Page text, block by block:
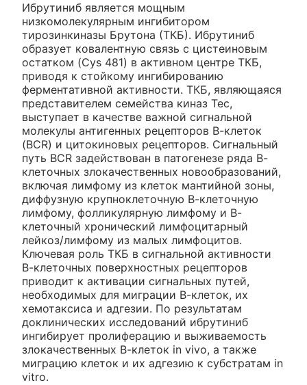
Ибрутиниб является мощным
низкомолекулярным ингибитором
тирозинкиназы Брутона (ТКБ). Ибрутиниб
образует ковалентную связь с цистеиновым
остатком (Cys 481) в активном центре ТКБ,
приводя к стойкому ингибированию
ферментативной активности. ТКБ, являющаяся
представителем семейства киназ Тес,
выступает в качестве важной сигнальной
молекулы антигенных рецепторов В-клеток
(BCR) и цитокиновых рецепторов. Сигнальный
путь BCR задействован в патогенезе ряда В-
клеточных злокачественных новообразований,
включая лимфому из клеток мантийной зоны,
диффузную крупноклеточную В-клеточную
лимфому, фолликулярную лимфому и В-
клеточный хронический лимфоцитарный
лейкоз/лимфому из малых лимфоцитов.
Ключевая роль ТКБ в сигнальной активности
В-клеточных поверхностных рецепторов
приводит к активации сигнальных путей,
необходимых для миграции В-клеток, их
хемотаксиса и адгезии. По результатам
доклинических исследований ибрутиниб
ингибирует пролиферацию и выживаемость
злокачественных В-клеток in vivo, а также
миграцию клеток и их адгезию к субстратам in
vitro.